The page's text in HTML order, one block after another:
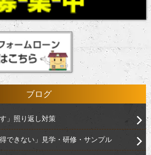
ブログ
」照り返し対策
できない」見学・研修・サンプル